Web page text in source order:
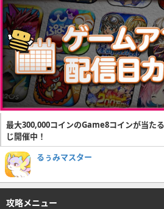
最大300,000コインのGame8コインが当た
じ開催中！
るぅみマスター
攻略メニュー